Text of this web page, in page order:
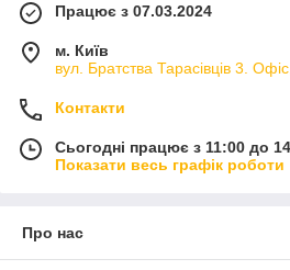
Працює з 07.03.2024
м. Київ
вул. Братства Тарасівців 3.
Контакти
Сьогодні працює з 11:00 до
Показати весь графік роботи
Про нас